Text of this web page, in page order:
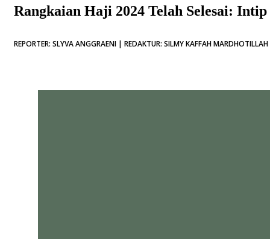
Rangkaian Haji 2024 Telah Selesai:
REPORTER: SLYVA ANGGRAENI | REDAKTUR: SILMY KAFFAH